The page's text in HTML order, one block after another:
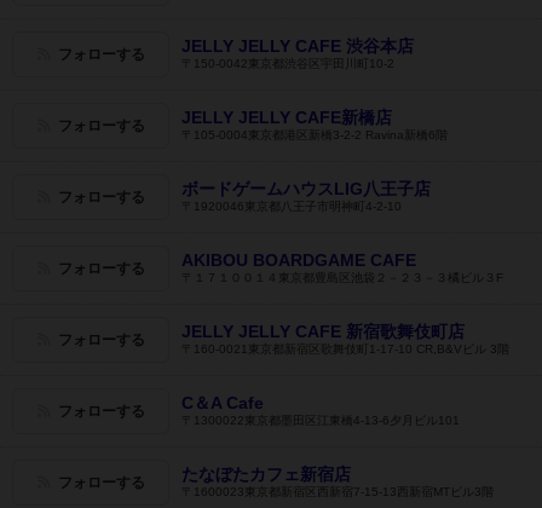
フォローする JELLY JELLY CAFE 渋谷本店
〒150-0042東京都渋谷区宇田川町10-2
フォローする JELLY JELLY CAFE新橋店
〒105-0004東京都港区新橋3-2-2 Ravina新橋6階
フォローする ボードゲームハウスLIG八王子店
〒1920046東京都八王子市明神町4-2-10
フォローする AKIBOU BOARDGAME CAFE
〒１７１００１４東京都豊島区池袋２－２３－３橘ビル３F
フォローする JELLY JELLY CAFE 新宿歌舞伎町店
〒160-0021東京都新宿区歌舞伎町1-17-10 CR,B&Vビル 3階
フォローする C＆A Cafe
〒1300022東京都墨田区江東橋4-13-6夕月ビル101
フォローする たなぼたカフェ新宿店
〒1600023東京都新宿区西新宿7-15-13西新宿MTビル3階